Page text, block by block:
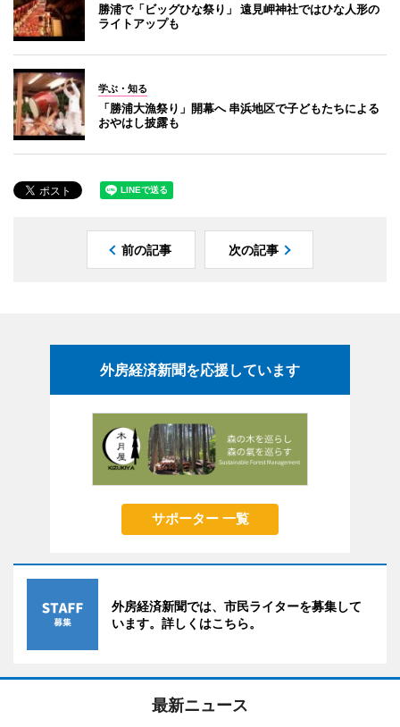
勝浦で「ビッグひな祭り」 遠見岬神社ではひな人形の
ライトアップも
学ぶ・知る
「勝浦大漁祭り」開幕へ 串浜地区で子どもたちによる
おやはし披露も
前の記事 次の記事
外房経済新聞を応援しています
サポーター 一覧
外房経済新聞では、市民ライターを募集して
います。詳しくはこちら。
最新ニュース